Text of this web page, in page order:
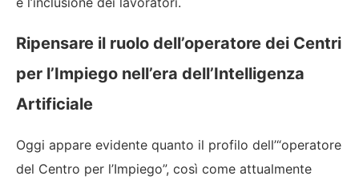
Ripensare il ruolo dell’operatore dei Centri
per l’Impiego nell’era dell’Intelligenza
Artificiale
Oggi appare evidente quanto il profilo dell’“operatore
del Centro per l’Impiego”, così come attualmente